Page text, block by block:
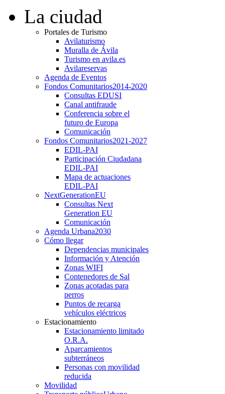
La ciudad
Portales de Turismo
Avilaturismo
Muralla de Ávila
Turismo en avila.es
Avilareservas
Agenda de Eventos
Fondos Comunitarios2014-2020
Consultas EDUSI
Canal antifraude
Conferencia sobre el
futuro de Europa
Comunicación
Fondos Comunitarios2021-2027
EDIL-PAI
Participación Ciudadana
EDIL-PAI
Mapa de actuaciones
EDIL-PAI
NextGenerationEU
Consultas Next
Generation EU
Comunicación
Agenda Urbana2030
Cómo llegar
Dependencias municipales
Información y Atención
Zonas WIFI
Contenedores de Sal
Zonas acotadas para
perros
Puntos de recarga
vehículos eléctricos
Estacionamiento
Estacionamiento limitado
O.R.A.
Aparcamientos
subterráneos
Personas con movilidad
reducida
Movilidad